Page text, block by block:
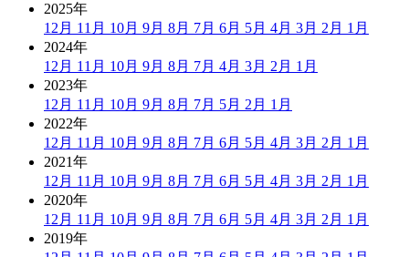
2025年
12月 11月 10月 9月 8月 7月 6月 5月 4月 3月 2月 1月
2024年
12月 11月 10月 9月 8月 7月 4月 3月 2月 1月
2023年
12月 11月 10月 9月 8月 7月 5月 2月 1月
2022年
12月 11月 10月 9月 8月 7月 6月 5月 4月 3月 2月 1月
2021年
12月 11月 10月 9月 8月 7月 6月 5月 4月 3月 2月 1月
2020年
12月 11月 10月 9月 8月 7月 6月 5月 4月 3月 2月 1月
2019年